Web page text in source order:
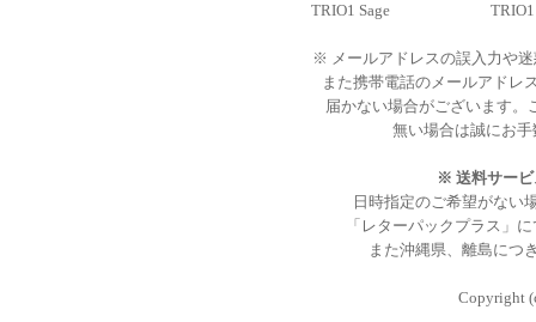
TRIO1 Sage
※ メールアドレスの誤入力や
また携帯電話のメールアドレ
届かない場合がございます。
無い場合は誠にお
※ 送料サービ
日時指定のご希望がない
「レターパックプラス」
また沖縄県、離島につ
Copyright